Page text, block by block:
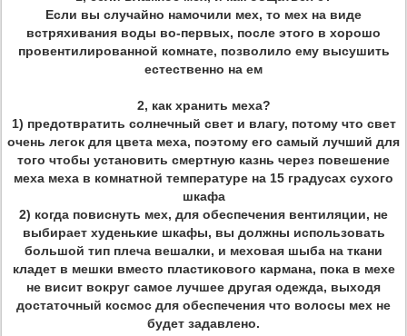
Если вы случайно намочили мех, то мех на виде
встряхивания воды во-первых, после этого в хорошо
провентилированной комнате, позволило ему высушить
естественно на ем
2, как хранить меха?
1) предотвратить солнечный свет и влагу, потому что свет
очень легок для цвета меха, поэтому его самый лучший для
того чтобы установить смертную казнь через повешение
меха меха в комнатной температуре на 15 градусах сухого
шкафа
2) когда повиснуть мех, для обеспечения вентиляции, не
выбирает худенькие шкафы, вы должны использовать
большой тип плеча вешалки, и меховая шыба на ткани
кладет в мешки вместо пластикового кармана, пока в мехе
не висит вокруг самое лучшее другая одежда, выходя
достаточный космос для обеспечения что волосы мех не
будет задавлено.